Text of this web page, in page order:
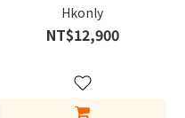
Hkonly
NT$12,900